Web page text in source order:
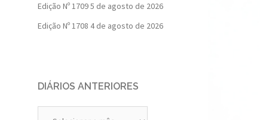
Edição Nº 17095 de agosto de 2026
Edição Nº 1708 4 de agosto de 2026
DIÁRIOS ANTERIORES